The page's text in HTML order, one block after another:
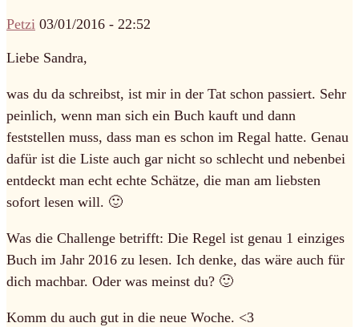
Petzi 03/01/2016 - 22:52
Liebe Sandra,
was du da schreibst, ist mir in der Tat schon passiert. Sehr
peinlich, wenn man sich ein Buch kauft und dann
feststellen muss, dass man es schon im Regal hatte. Genau
dafür ist die Liste auch gar nicht so schlecht und nebenbei
entdeckt man echt echte Schätze, die man am liebsten
sofort lesen will. 🙂
Was die Challenge betrifft: Die Regel ist genau 1 einziges
Buch im Jahr 2016 zu lesen. Ich denke, das wäre auch für
dich machbar. Oder was meinst du? 🙂
Komm du auch gut in die neue Woche. <3